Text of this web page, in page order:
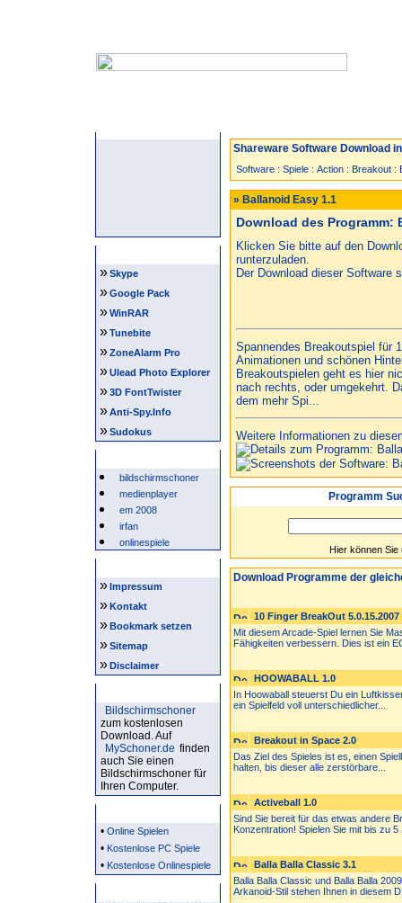
»Skype
»Google Pack
»WinRAR
»Tunebite
»ZoneAlarm Pro
»Ulead Photo Explorer
»3D FontTwister
»Anti-Spy.Info
»Sudokus
bildschirmschoner
medienplayer
em 2008
irfan
onlinespiele
»Impressum
»Kontakt
»Bookmark setzen
»Sitemap
»Disclaimer
Bildschirmschoner
zum kostenlosen
Download. Auf
MySchoner.de finden
auch Sie einen
Bildschirmschoner für
Ihren Computer.
• Online Spielen
• Kostenlose PC Spiele
• Kostenlose Onlinespiele
Shareware Software Download
Software : Spiele : Action : Breakout :
» Ballanoid Easy 1.1
Download des Programm:
Klicken Sie bitte auf den
runterzuladen.
Der Download dieser Software
Spannendes Breakoutspiel für
Animationen und schönen
Breakoutspielen geht es hier
nach rechts, oder umgekehrt.
dem mehr Spi...
Weitere Informationen zu
Programm
Hier können
Download Programme der
10 Finger BreakOut 5.0.15.2007
Mit diesem Arcade-Spiel lernen Sie
Fähigkeiten verbessern. Dies ist ein
HOOWABALL 1.0
In Hoowaball steuerst Du ein
ein Spielfeld voll unterschiedlicher...
Breakout in Space 2.0
Das Ziel des Spieles ist es, einen
halten, bis dieser alle zerstörbare...
Activeball 1.0
Sind Sie bereit für das etwas andere
Konzentration! Spielen Sie mit bis zu 5
Balla Balla Classic 3.1
Balla Balla Classic und Balla Balla
Arkanoid-Stil stehen Ihnen in diesem